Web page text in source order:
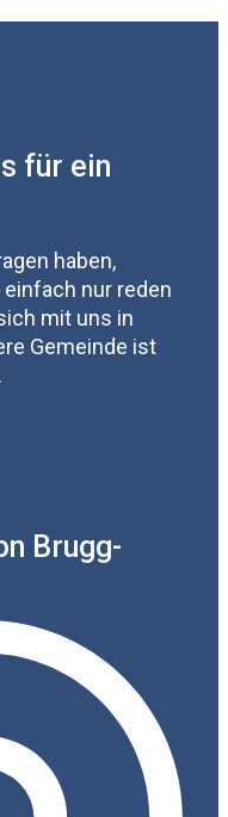
für ein
haben,
nur reden
mit uns in
Gemeinde ist
Brugg-